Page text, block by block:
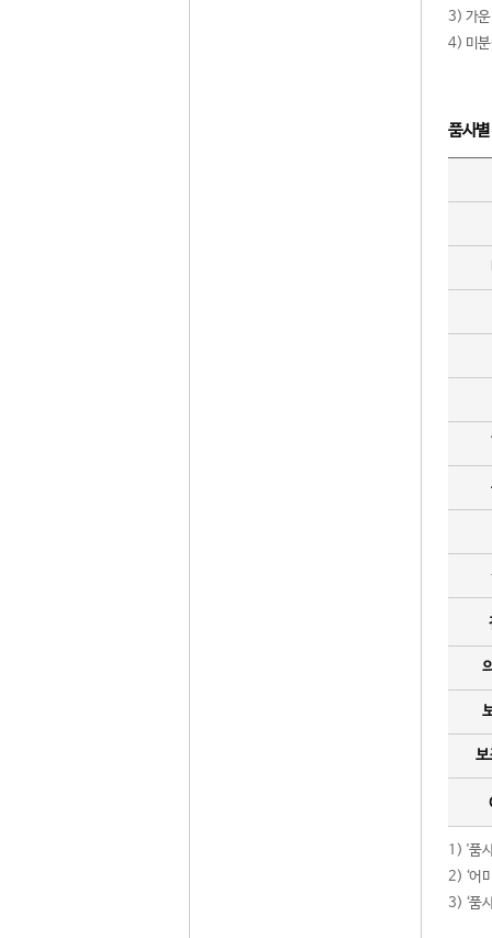
3) 가운
4) 미분
품사
보
1) '품
2) ‘어
3) ‘품